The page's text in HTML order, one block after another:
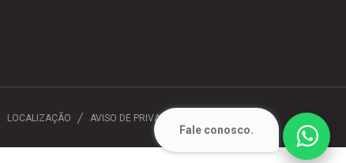
LOCALIZAÇÃO AVISO DE PRIVACIDADE
Fale conosco.